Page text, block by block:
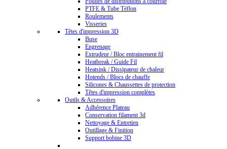
PTFE & Tube Téflon
Roulements
Visseries
Têtes d'impression 3D
Buse
Engrenage
Extrudeur / Bloc entrainement fil
Heatbreak / Guide Fil
Heatsink / Dissipateur de chaleur
Hotends / Blocs de chauffe
Silicones & Chaussettes de protection
Têtes d'impression complètes
Outils & Accessoires
Adhérence Plateau
Conservation filament 3d
Nettoyage & Entretien
Outillage & Finition
Support bobine 3D